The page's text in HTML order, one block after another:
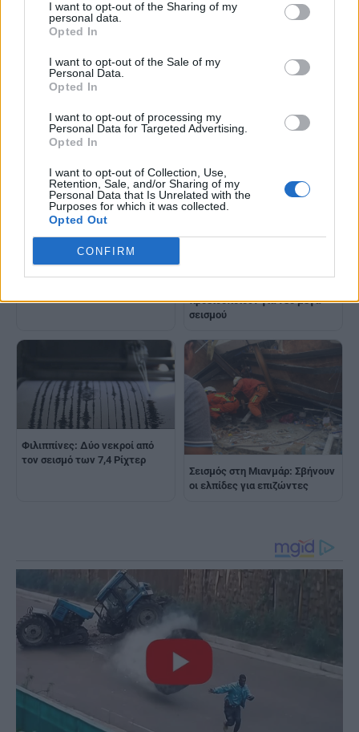
I want to opt-out of the Sharing of my
personal data.
Opted In
I want to opt-out of the Sale of my
Personal Data.
Opted In
I want to opt-out of processing my
Personal Data for Targeted Advertising.
Opted In
I want to opt-out of Collection, Use,
Retention, Sale, and/or Sharing of my
Personal Data that Is Unrelated with the
Purposes for which it was collected.
Opted Out
CONFIRM
Σεισμός στις Φιλιππίνες:
με νέο απολογισμό
κτιρίων που κατέρρευσαν από
τον σεισμό των 7,8 Ρίχτερ
Ισχυρός σεισμός 7,8 Ρίχτερ
προειδοποιούν για νέο μεγα-
σεισμού
Φιλιππίνες: Δύο νεκροί από
τον σεισμό των 7,4 Ρίχτερ
Σεισμός στη Μιανμάρ: Σβήνουν
οι ελπίδες για επιζώντες